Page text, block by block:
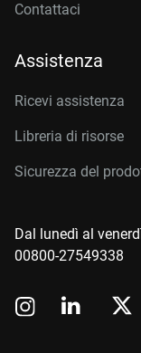
Contattaci
Assistenza
Ricevi assistenza
Libreria di risorse
Sicurezza del
Dal lunedì al
00800-27549338